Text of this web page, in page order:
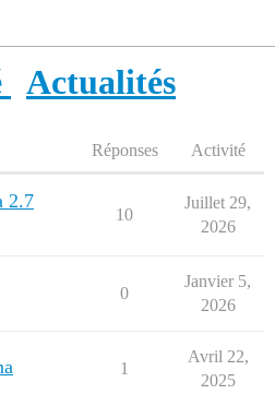
Actualités
Réponses Activité
2.7
10
Juillet 29,
2026
0
Janvier 5,
2026
1
Avril 22,
2025